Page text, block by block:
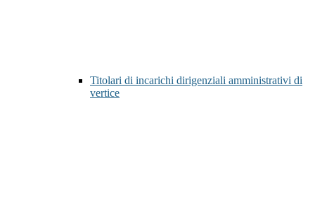
Titolari di incarichi dirigenziali amministrativi di
vertice